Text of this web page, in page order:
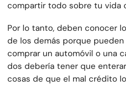
compartir todo sobre tu vida
Por lo tanto, deben conocer
de los demás porque
comprar un automóvil o una
dos debería tener que
cosas de que el mal crédito